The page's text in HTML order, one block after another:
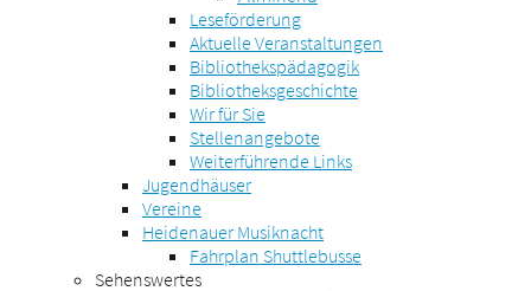
Leseförderung
Aktuelle Veranstaltungen
Bibliothekspädagogik
Bibliotheksgeschichte
Wir für Sie
Stellenangebote
Weiterführende Links
Jugendhäuser
Vereine
Heidenauer Musiknacht
Fahrplan Shuttlebusse
Sehenswertes